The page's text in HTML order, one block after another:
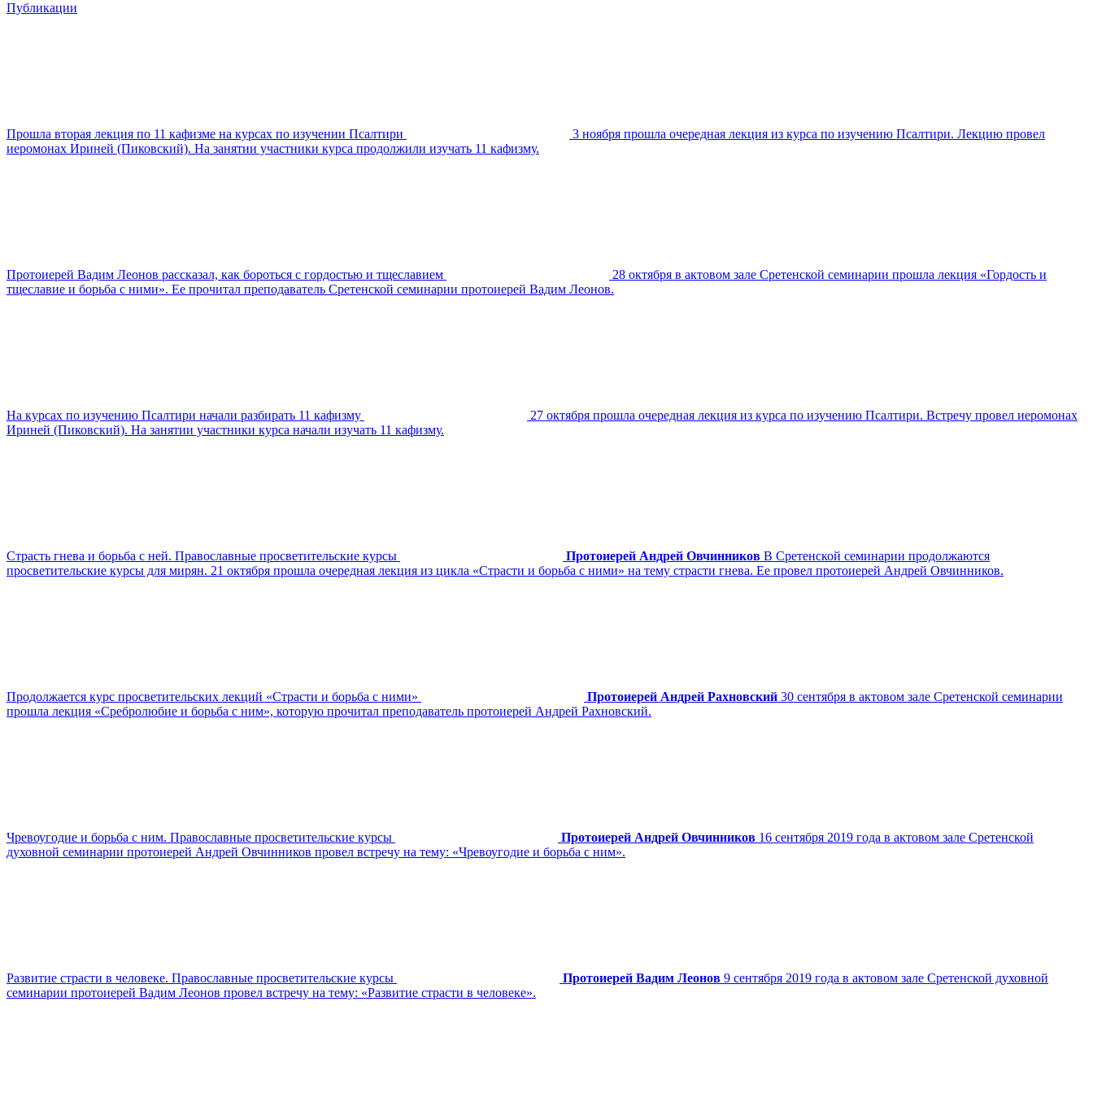
Публикации
Прошла вторая лекция по 11 кафизме на курсах по изучении Псалтири
3 ноября прошла очередная лекция из курса по изучению Псалтири. Лекцию провел
иеромонах Ириней (Пиковский). На занятии участники курса продолжили изучать 11 кафизму.
Протоиерей Вадим Леонов рассказал, как бороться с гордостью и тщеславием
28 октября в актовом зале Сретенской семинарии прошла лекция «Гордость и
тщеславие и борьба с ними». Ее прочитал преподаватель Сретенской семинарии протоиерей Вадим Леонов.
На курсах по изучению Псалтири начали разбирать 11 кафизму
27 октября прошла очередная лекция из курса по изучению Псалтири. Встречу провел иеромонах
Ириней (Пиковский). На занятии участники курса начали изучать 11 кафизму.
Страсть гнева и борьба с ней. Православные просветительские курсы Протоиерей Андрей Овчинников В Сретенской семинарии продолжаются
просветительские курсы для мирян. 21 октября прошла очередная лекция из цикла «Страсти и борьба с ними» на тему страсти гнева. Ее провел протоиерей Андрей Овчинников.
Продолжается курс просветительских лекций «Страсти и борьба с ними» Протоиерей Андрей Рахновский 30 сентября в актовом зале Сретенской семинарии
прошла лекция «Сребролюбие и борьба с ним», которую прочитал преподаватель протоиерей Андрей Рахновский.
Чревоугодие и борьба с ним. Православные просветительские курсы Протоиерей Андрей Овчинников 16 сентября 2019 года в актовом зале Сретенской
духовной семинарии протоиерей Андрей Овчинников провел встречу на тему: «Чревоугодие и борьба с ним».
Развитие страсти в человеке. Православные просветительские курсы Протоиерей Вадим Леонов 9 сентября 2019 года в актовом зале Сретенской духовной
семинарии протоиерей Вадим Леонов провел встречу на тему: «Развитие страсти в человеке».